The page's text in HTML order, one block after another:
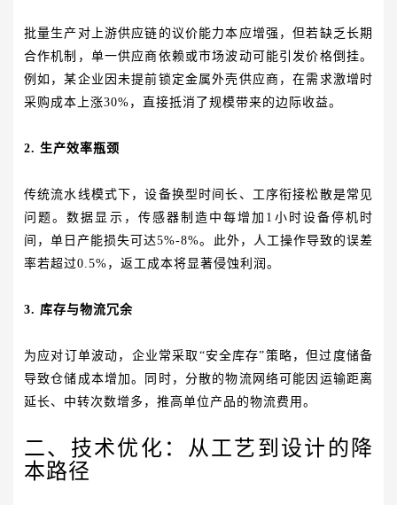
批量生产对上游供应链的议价能力本应增强，但若缺乏长期
合作机制，单一供应商依赖或市场波动可能引发价格倒挂。
例如，某企业因未提前锁定金属外壳供应商，在需求激增时
采购成本上涨30%，直接抵消了规模带来的边际收益。
2. 生产效率瓶颈
传统流水线模式下，设备换型时间长、工序衔接松散是常见
问题。数据显示，传感器制造中每增加1小时设备停机时
间，单日产能损失可达5%-8%。此外，人工操作导致的误差
率若超过0.5%，返工成本将显著侵蚀利润。
3. 库存与物流冗余
为应对订单波动，企业常采取“安全库存”策略，但过度储备
导致仓储成本增加。同时，分散的物流网络可能因运输距离
延长、中转次数增多，推高单位产品的物流费用。
二、技术优化：从工艺到设计的降
本路径